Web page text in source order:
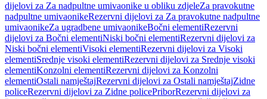
dijelovi za Za nadpultne umivaonike u obliku zdjeleZa pravokutne
nadpultne umivaonikeRezervni dijelovi za Za pravokutne nadpultne
umivaonikeZa ugradbene umivaonikeBočni elementiRezervni
dijelovi za Bočni elementiNiski bočni elementiRezervni dijelovi za
Niski bočni elementiVisoki elementiRezervni dijelovi za Visoki
elementiSrednje visoki elementiRezervni dijelovi za Srednje visoki
elementiKonzolni elementiRezervni dijelovi za Konzolni
elementiOstali namještajRezervni dijelovi za Ostali namještajZidne
policeRezervni dijelovi za Zidne policePriborRezervni dijelovi za